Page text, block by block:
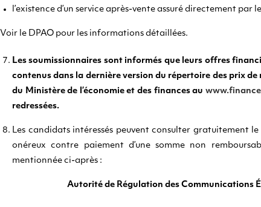
l’existence d’un service après-vente assuré directement
Voir le DPAO pour les informations détaillées.
Les soumissionnaires sont informés que leurs offres
contenus dans la dernière version du répertoire des prix
du Ministère de l’économie et des finances au
redressées.
Les candidats intéressés peuvent consulter gratuitement
onéreux contre paiement d’une somme non
mentionnée ci-après :
Autorité de Régulation des Communications